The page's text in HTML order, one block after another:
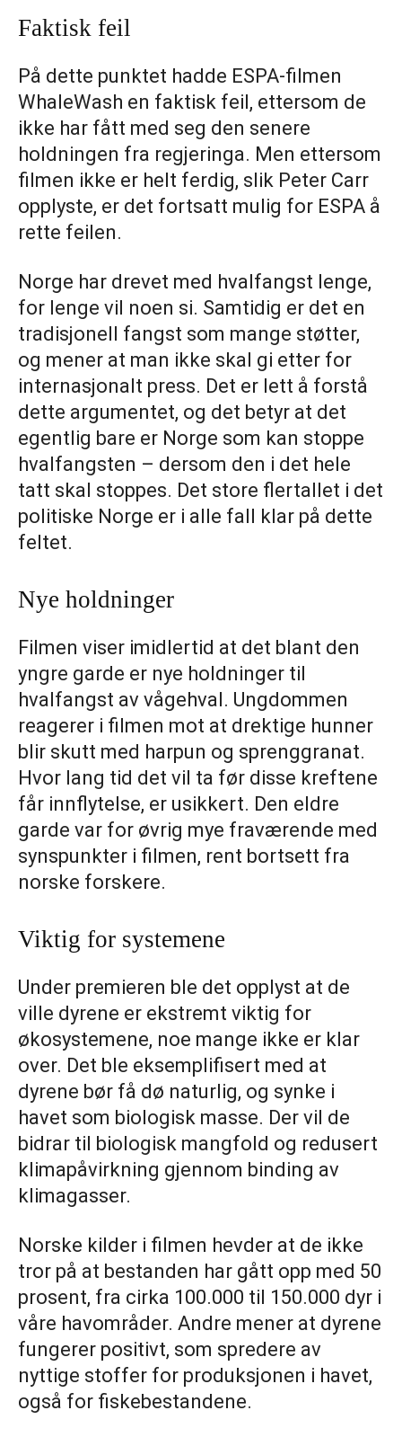
Faktisk feil
På dette punktet hadde ESPA-filmen
WhaleWash en faktisk feil, ettersom de
ikke har fått med seg den senere
holdningen fra regjeringa. Men ettersom
filmen ikke er helt ferdig, slik Peter Carr
opplyste, er det fortsatt mulig for ESPA å
rette feilen.
Norge har drevet med hvalfangst lenge,
for lenge vil noen si. Samtidig er det en
tradisjonell fangst som mange støtter,
og mener at man ikke skal gi etter for
internasjonalt press. Det er lett å forstå
dette argumentet, og det betyr at det
egentlig bare er Norge som kan stoppe
hvalfangsten – dersom den i det hele
tatt skal stoppes. Det store flertallet i det
politiske Norge er i alle fall klar på dette
feltet.
Nye holdninger
Filmen viser imidlertid at det blant den
yngre garde er nye holdninger til
hvalfangst av vågehval. Ungdommen
reagerer i filmen mot at drektige hunner
blir skutt med harpun og sprenggranat.
Hvor lang tid det vil ta før disse kreftene
får innflytelse, er usikkert. Den eldre
garde var for øvrig mye fraværende med
synspunkter i filmen, rent bortsett fra
norske forskere.
Viktig for systemene
Under premieren ble det opplyst at de
ville dyrene er ekstremt viktig for
økosystemene, noe mange ikke er klar
over. Det ble eksemplifisert med at
dyrene bør få dø naturlig, og synke i
havet som biologisk masse. Der vil de
bidrar til biologisk mangfold og redusert
klimapåvirkning gjennom binding av
klimagasser.
Norske kilder i filmen hevder at de ikke
tror på at bestanden har gått opp med 50
prosent, fra cirka 100.000 til 150.000 dyr i
våre havområder. Andre mener at dyrene
fungerer positivt, som spredere av
nyttige stoffer for produksjonen i havet,
også for fiskebestandene.